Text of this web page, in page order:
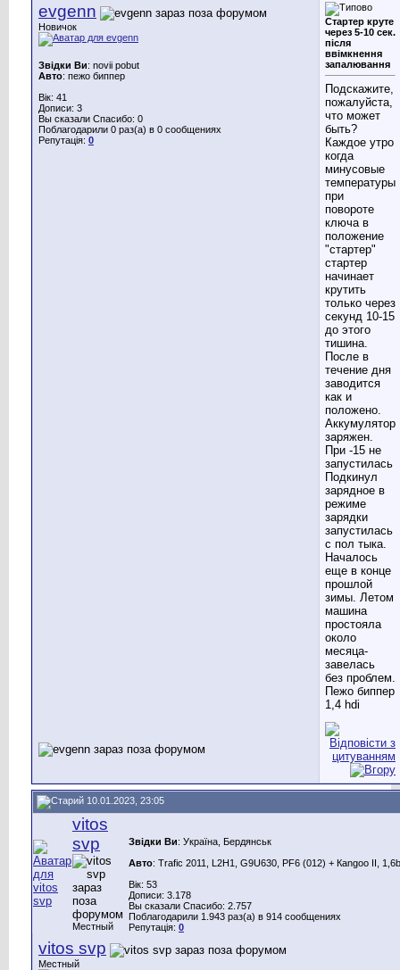
evgenn
Новичок
Звідки Ви: novii pobut
Авто: пежо биппер
Вік: 41
Дописи: 3
Вы сказали Спасибо: 0
Поблагодарили 0 раз(а) в 0 сообщениях
Репутація: 0
Стартер круте
через 5-10 сек.
після
ввімкнення
запалювання
Подскажите,
пожалуйста,
что может
быть?
Каждое утро
когда
минусовые
температуры
при
повороте
ключа в
положение
"стартер"
стартер
начинает
крутить
только через
секунд 10-15
до этого
тишина.
После в
течение дня
заводится
как и
положено.
Аккумулятор
заряжен.
При -15 не
запустилась
Подкинул
зарядное в
режиме
зарядки
запустилась
с пол тыка.
Началось
еще в конце
прошлой
зимы. Летом
машина
простояла
около
месяца-
завелась
без проблем.
Пежо биппер
1,4 hdi
10.01.2023, 23:05
vitos
svp
Местный
Звідки Ви: Україна, Бердянськ
Авто: Trafic 2011, L2H1, G9U630, PF6 (012) + Каngoo II, 1,6b
Вік: 53
Дописи: 3.178
Вы сказали Спасибо: 2.757
Поблагодарили 1.943 раз(а) в 914 сообщениях
Репутація: 0
vitos svp
Местный